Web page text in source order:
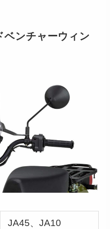
ベンチャーウィン
JA45、JA10